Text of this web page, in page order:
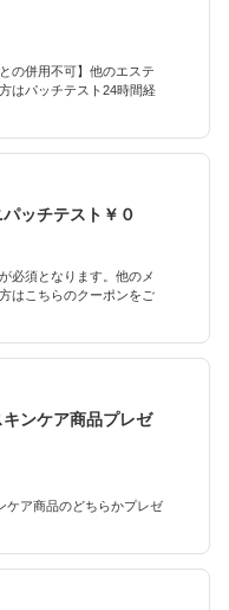
の併用不可】他のエステ
はパッチテスト24時間経
ッチテスト￥０
必須となります。他のメ
はこちらのクーポンをご
ンケア商品プレゼ
ケア商品のどちらかプレゼ